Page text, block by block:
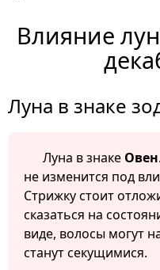
Влияние
Луна в знаке
Луна в знаке Овен
не изменится под
Стрижку стоит
сказаться на
виде, волосы могут
станут секущимися.